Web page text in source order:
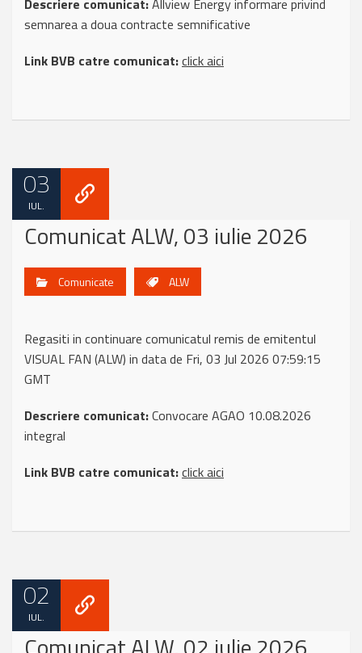
Descriere comunicat:Allview Energy informare privind
semnarea a doua contracte semnificative
Link BVB catre comunicat:click aici
03
IUL.
Comunicat ALW, 03 iulie 2026
Comunicate ALW
Regasiti in continuare comunicatul remis de emitentul
VISUAL FAN (ALW) in data de Fri, 03 Jul 2026 07:59:15
GMT
Descriere comunicat:Convocare AGAO 10.08.2026
integral
Link BVB catre comunicat:click aici
02
IUL.